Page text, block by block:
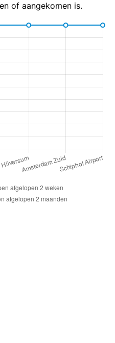
of aangekomen is.